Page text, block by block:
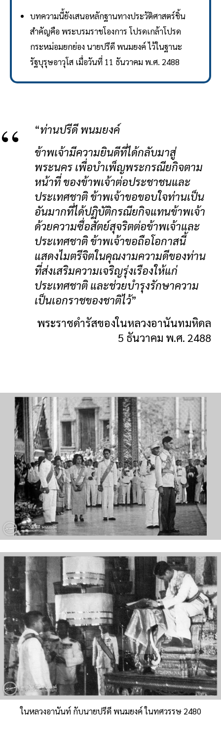
บทความนี้ยังเสนอหลักฐานทางประวัติศาสตร์ชิ้น
สำคัญคือ พระบรมราชโองการ โปรดเกล้าโปรด
กระหม่อมยกย่อง นายปรีดี พนมยงค์ ไว้ในฐานะ
รัฐบุรุษอาวุโส เมื่อวันที่ 11 ธันวาคม พ.ศ. 2488
“ท่านปรีดี พนมยงค์
ข้าพเจ้ามีความยินดีที่ได้กลับมาสู่
พระนคร เพื่อบำเพ็ญพระกรณียกิจตาม
หน้าที่ ของข้าพเจ้าต่อประชาชนและ
ประเทศชาติ ข้าพเจ้าขอขอบใจท่านเป็น
อันมากที่ได้ปฏิบัติกรณียกิจแทนข้าพเจ้า
ด้วยความซื่อสัตย์สุจริตต่อข้าพเจ้าและ
ประเทศชาติ ข้าพเจ้าขอถือโอกาสนี้
แสดงไมตรีจิตในคุณงามความดีของท่าน
ที่ส่งเสริมความเจริญรุ่งเรืองให้แก่
ประเทศชาติ และช่วยบำรุงรักษาความ
เป็นเอกราชของชาติไว้”
พระราชดำรัสของในหลวงอานันทมหิดล
5 ธันวาคม พ.ศ. 2488
ในหลวงอานันท์ กับนายปรีดี พนมยงค์ ในทศวรรษ 2480